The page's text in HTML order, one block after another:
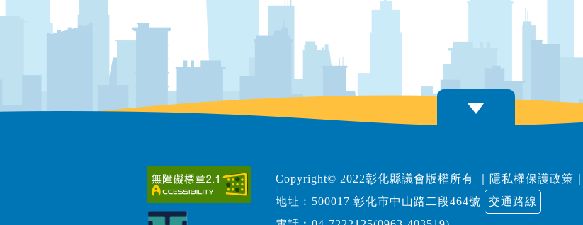
Copyright© 2022彰化縣議會版權所有 隱私權保護政策
地址︰500017 彰化市中山路二段464號
交通路線